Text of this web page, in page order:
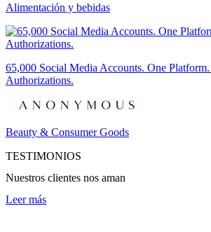
Alimentación y bebidas
65,000 Social Media Accounts. One
Authorizations.
Beauty & Consumer Goods
TESTIMONIOS
Nuestros clientes nos aman
Leer más